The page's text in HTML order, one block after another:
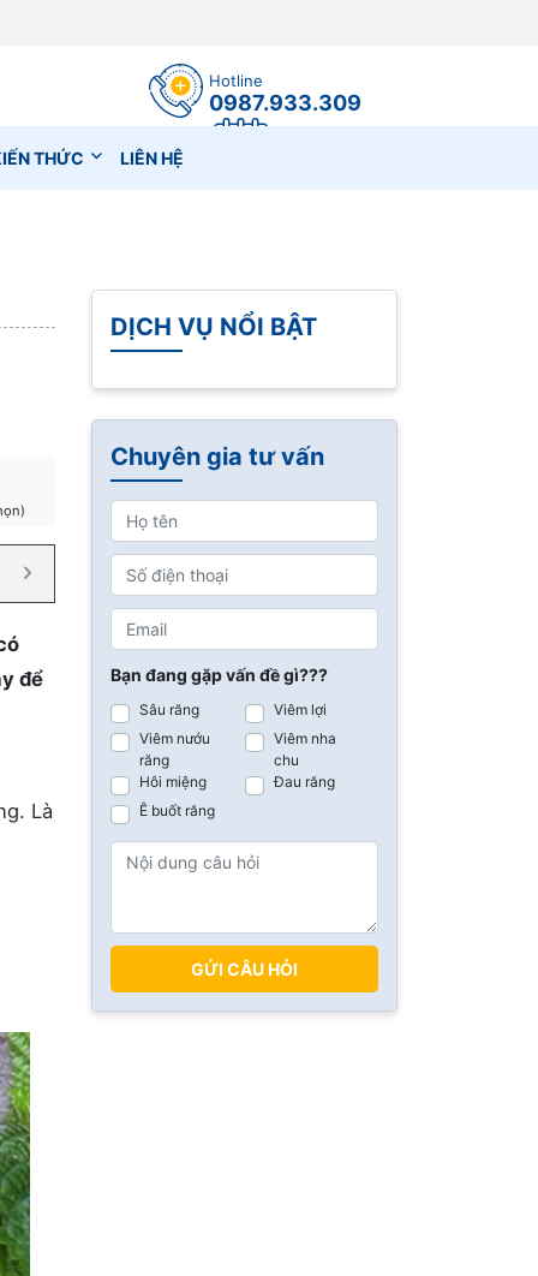
Hotline
0987.933.309
THỨC LIÊN HỆ
để
Là
DỊCH VỤ NỔI BẬT
Chuyên gia tư vấn
Bạn đang gặp vấn đề gì???
Sâu răng
Viêm lợi
Viêm nướu
răng
Viêm nha
chu
Hôi miệng
Đau răng
Ê buốt răng
GỬI CÂU HỎI